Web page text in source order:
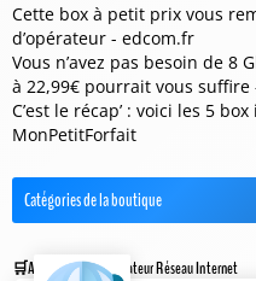
Cette box à petit prix vous
d’opérateur - edcom.fr
Vous n’avez pas besoin de 8
à 22,99€ pourrait vous suffire
C’est le récap’ : voici les 5
MonPetitForfait
Catégories de la boutique
Antenne & Amplificateur Réseau Internet